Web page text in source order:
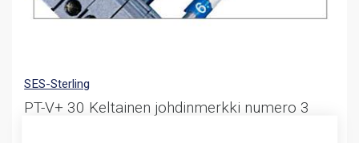
SES-Sterling
PT-V+ 30 Keltainen johdinmerkki numero 3